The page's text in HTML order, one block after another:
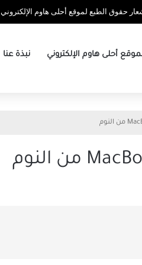
حقوق الطبع لموقع أحلى هاوم الإلكتروني
أحلى هاوم الإلكتروني نبذة عنا